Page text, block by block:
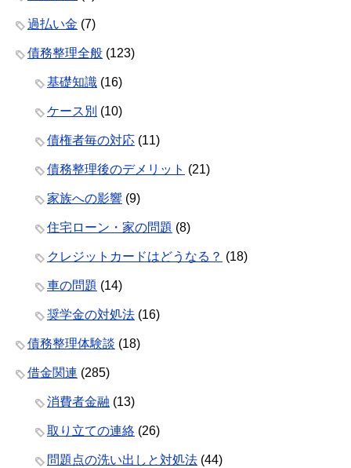
過払い金 (7)
債務整理全般 (123)
基礎知識 (16)
ケース別 (10)
債権者毎の対応 (11)
債務整理後のデメリット (21)
家族への影響 (9)
住宅ローン・家の問題 (8)
クレジットカードはどうなる？ (18)
車の問題 (14)
奨学金の対処法 (16)
債務整理体験談 (18)
借金関連 (285)
消費者金融 (13)
取り立ての連絡 (26)
問題点の洗い出しと対処法 (44)